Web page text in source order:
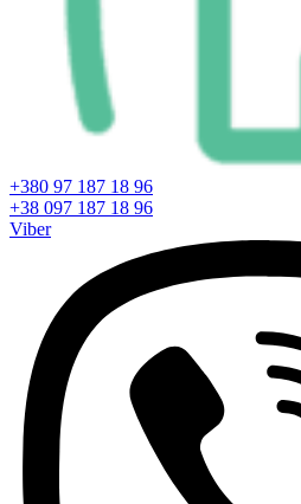
+380 97 187 18 96
+38 097 187 18 96
Viber